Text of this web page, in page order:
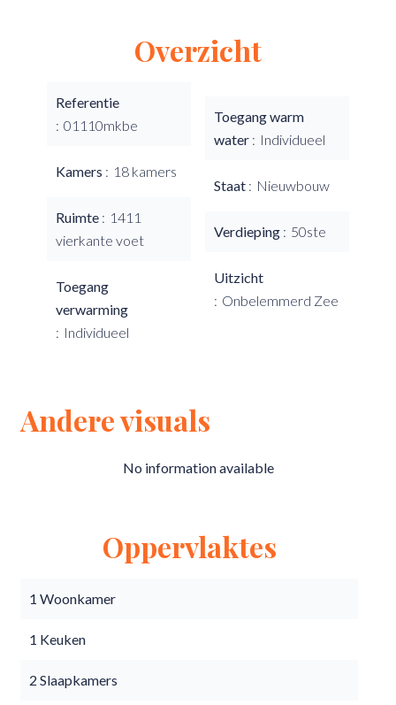
Overzicht
Referentie
01110mkbe
Kamers 18 kamers
Ruimte
1411
vierkante voet
Toegang
verwarming
Individueel
Toegang warm
water
Individueel
Staat Nieuwbouw
Verdieping 50ste
Uitzicht
Onbelemmerd Zee
Andere visuals
No information available
Oppervlaktes
1 Woonkamer
1 Keuken
2 Slaapkamers